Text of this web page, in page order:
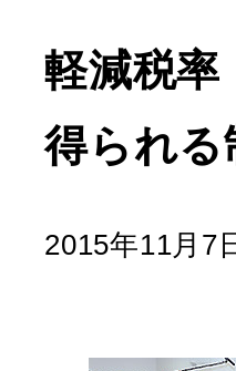
軽減税率
得られる
2015年11月7